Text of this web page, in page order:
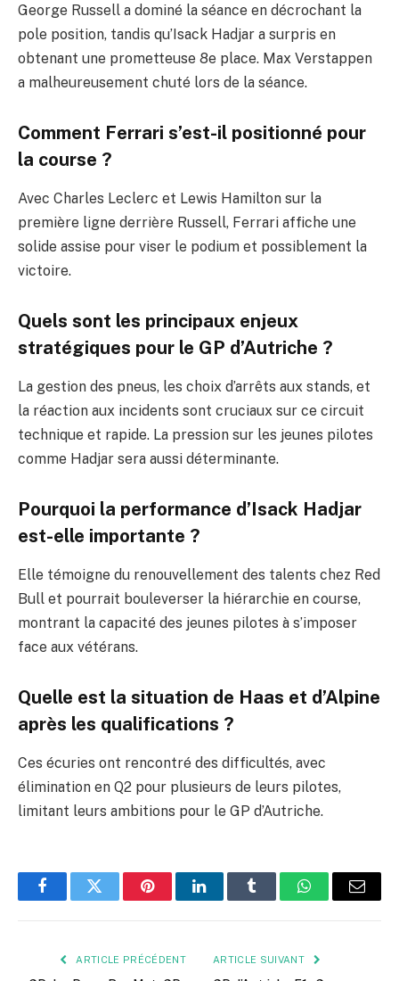
George Russell a dominé la séance en décrochant la
pole position, tandis qu’Isack Hadjar a surpris en
obtenant une prometteuse 8e place. Max Verstappen
a malheureusement chuté lors de la séance.
Comment Ferrari s’est-il positionné pour
la course ?
Avec Charles Leclerc et Lewis Hamilton sur la
première ligne derrière Russell, Ferrari affiche une
solide assise pour viser le podium et possiblement la
victoire.
Quels sont les principaux enjeux
stratégiques pour le GP d’Autriche ?
La gestion des pneus, les choix d’arrêts aux stands, et
la réaction aux incidents sont cruciaux sur ce circuit
technique et rapide. La pression sur les jeunes pilotes
comme Hadjar sera aussi déterminante.
Pourquoi la performance d’Isack Hadjar
est-elle importante ?
Elle témoigne du renouvellement des talents chez Red
Bull et pourrait bouleverser la hiérarchie en course,
montrant la capacité des jeunes pilotes à s’imposer
face aux vétérans.
Quelle est la situation de Haas et d’Alpine
après les qualifications ?
Ces écuries ont rencontré des difficultés, avec
élimination en Q2 pour plusieurs de leurs pilotes,
limitant leurs ambitions pour le GP d’Autriche.
FacebookTwitter PinterestLinkedInTumblr WhatsApp
E-
ARTICLE PRÉCÉDENT ARTICLE SUIVANT